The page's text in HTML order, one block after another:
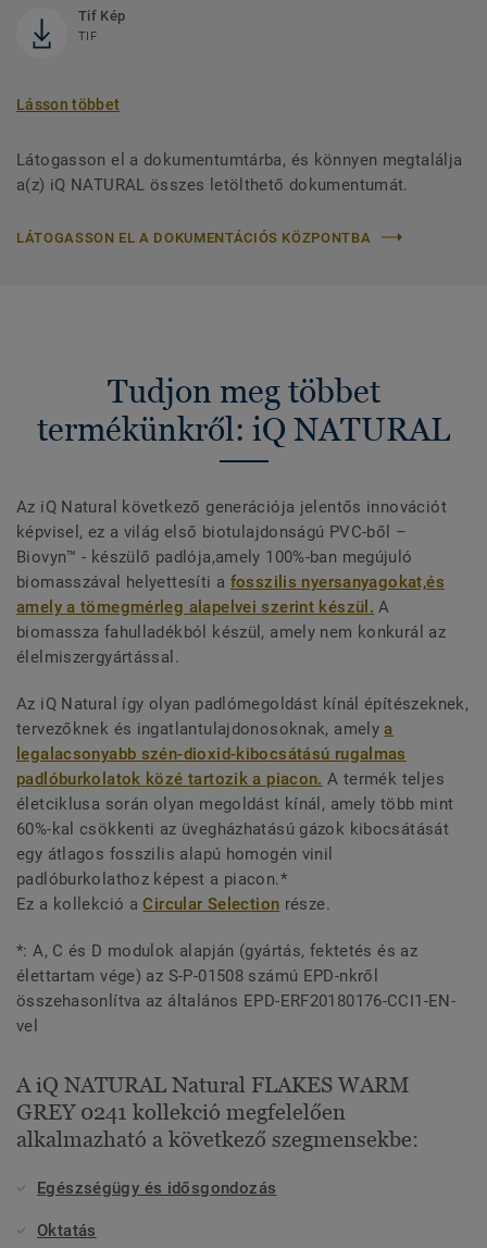
Tif Kép
TIF
Lásson többet
Látogasson el a dokumentumtárba, és könnyen megtalálja
a(z) iQ NATURAL összes letölthető dokumentumát.
LÁTOGASSON EL A DOKUMENTÁCIÓS KÖZPONTBA
Tudjon meg többet
termékünkről: iQ NATURAL
Az iQ Natural következő generációja jelentős innovációt
képvisel, ez a világ első biotulajdonságú PVC-ből –
Biovyn™ - készülő padlója,amely 100%-ban megújuló
biomasszával helyettesíti a fosszilis nyersanyagokat,és
amely a tömegmérleg alapelvei szerint készül. A
biomassza fahulladékból készül, amely nem konkurál az
élelmiszergyártással.
Az iQ Natural így olyan padlómegoldást kínál építészeknek,
tervezőknek és ingatlantulajdonosoknak, amelya
legalacsonyabb szén-dioxid-kibocsátású rugalmas
padlóburkolatok közé tartozik a piacon. A termék teljes
életciklusa során olyan megoldást kínál, amely több mint
60%-kal csökkenti az üvegházhatású gázok kibocsátását
egy átlagos fosszilis alapú homogén vinil
padlóburkolathoz képest a piacon.*
Ez a kollekció aCircular Selection része.
*: A, C és D modulok alapján (gyártás, fektetés és az
élettartam vége) az S-P-01508 számú EPD-nkről
összehasonlítva az általános EPD-ERF20180176-CCI1-EN-
vel
A iQ NATURAL Natural FLAKES WARM
GREY 0241 kollekció megfelelően
alkalmazható a következő szegmensekbe:
Egészségügy és idősgondozás
Oktatás